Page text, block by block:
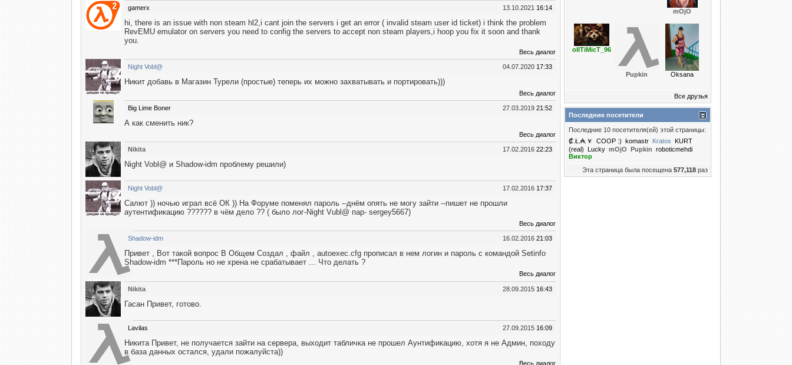
13.10.2021 16:14
gamerx
hi, there is an issue with non steam hl2,i cant join the servers i get an error ( invalid steam user id ticket) i think the problem
RevEMU emulator on servers you need to config the servers to accept non steam players,i hoop you fix it soon and thank
you.
Весь диалог
04.07.2020 17:33
Night Vobl@
Никит добавь в Магазин Турели (простые) теперь их можно захватывать и портировать)))
Весь диалог
27.03.2019 21:52
Big Lime Boner
А как сменить ник?
Весь диалог
17.02.2016 22:23
Nikita
Night Vobl@ и Shadow-idm проблему решили)
17.02.2016 17:37
Night Vobl@
Салют )) ночью играл всё ОК )) На Форуме поменял пароль --днём опять не могу зайти --пишет не прошли
аутентификацию ?????? в чём дело ?? ( было лог-Night Vubl@ пар- sergey5667)
Весь диалог
16.02.2016 21:03
Shadow-idm
Привет , Вот такой вопрос В Общем Создал , файл , autoexec.cfg прописал в нем логин и пароль с командой Setinfo
Shadow-idm ***Пароль но не хрена не срабатывает ... Что делать ?
Весь диалог
28.09.2015 16:43
Nikita
Гасан Привет, готово.
27.09.2015 16:09
Lavilas
Никита Привет, не получается зайти на сервера, выходит табличка не прошел Аунтификацию, хотя я не Админ, походу
в база данных остался, удали пожалуйста))
Весь диалог
mOjO
oIITiMicT_96
Puрkin Oksana
Все друзья
Последние посетители
Последние 10 посетителя(ей) этой страницы:
₡.Ł.₳.￥
COOP :) komastr Kratos KURT
(real) Lucky mOjO Puрkin roboticmehdi
Виктор
Эта страница была посещена 577,118 раз